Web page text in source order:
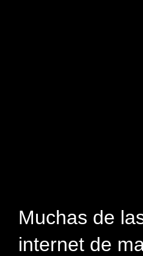
Muchas de
internet de